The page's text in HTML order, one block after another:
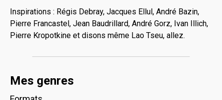
Inspirations : Régis Debray, Jacques Ellul, André Bazin,
Pierre Francastel, Jean Baudrillard, André Gorz, Ivan Illich,
Pierre Kropotkine et disons même Lao Tseu, allez.
Mes genres